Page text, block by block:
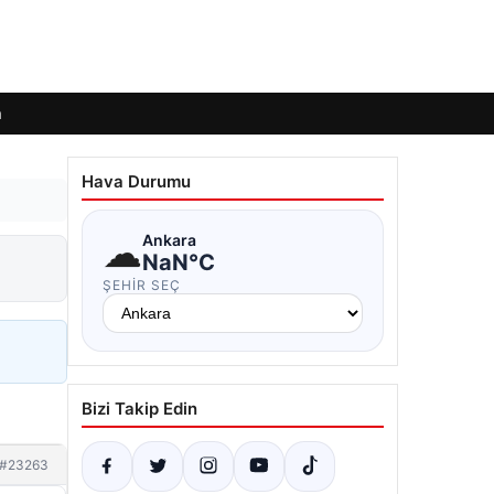
#23263
Hava Durumu
☁Ankara
NaN°C
ŞEHIR SEÇ
Bizi Takip Edin